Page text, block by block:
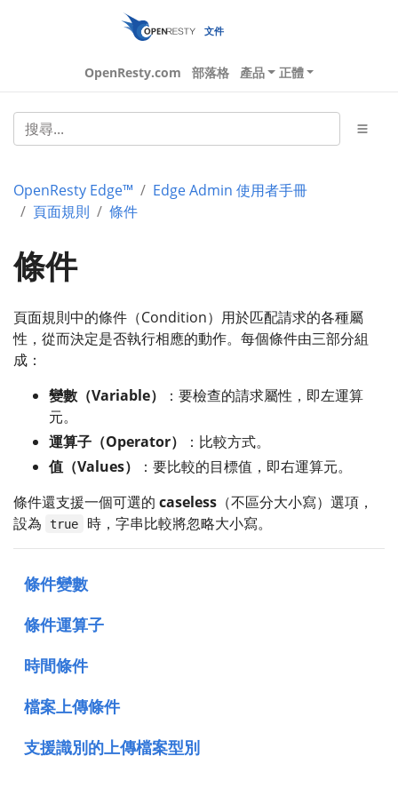
文件
OpenResty.com 部落格 產品 正體
OpenResty Edge™
Edge Admin 使用者手冊
頁面規則
條件
條件
頁面規則中的條件（Condition）用於匹配請求的各種屬
性，從而決定是否執行相應的動作。每個條件由三部分組
成：
變數（Variable）
：要檢查的請求屬性，即左運算
元。
運算子（Operator）
：比較方式。
值（Values）
：要比較的目標值，即右運算元。
條件還支援一個可選的 caseless （不區分大小寫）選項，
設為
true 時，字串比較將忽略大小寫。
條件變數
條件運算子
時間條件
檔案上傳條件
支援識別的上傳檔案型別